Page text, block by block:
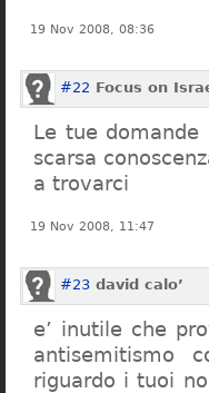
19 Nov 2008, 08:36
#22 Focus on
Le tue
scarsa
a trovarci
19 Nov 2008, 11:47
#23 david calo’
e’ inutile che
antisemitismo
riguardo i tuoi